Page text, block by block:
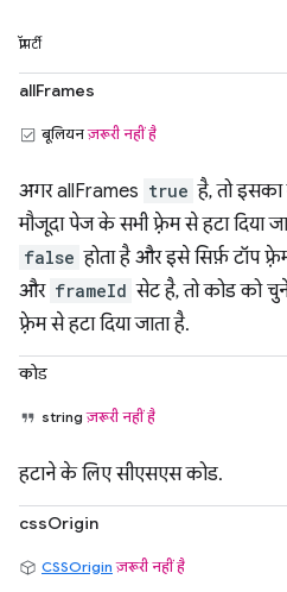
प्रॉपर्टी
allFrames
बूलियनज़रूरी नहीं है
अगर allFrames true है, तो
मौजूदा पेज के सभी फ़्रेम से हटा दिया
false होता है और इसे सिर्फ़ टॉप
और frameId सेट है, तो कोड को
फ़्रेम से हटा दिया जाता है.
कोड
stringज़रूरी नहीं है
हटाने के लिए सीएसएस कोड.
cssOrigin
CSSOrigin ज़रूरी नहीं है